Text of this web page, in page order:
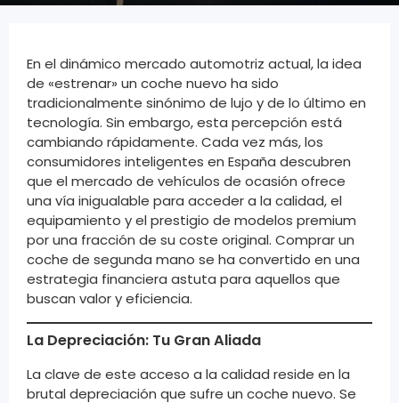
En el dinámico mercado automotriz actual, la idea
de «estrenar» un coche nuevo ha sido
tradicionalmente sinónimo de lujo y de lo último en
tecnología. Sin embargo, esta percepción está
cambiando rápidamente. Cada vez más, los
consumidores inteligentes en España descubren
que el mercado de vehículos de ocasión ofrece
una vía inigualable para acceder a la calidad, el
equipamiento y el prestigio de modelos premium
por una fracción de su coste original. Comprar un
coche de segunda mano se ha convertido en una
estrategia financiera astuta para aquellos que
buscan valor y eficiencia.
La Depreciación: Tu Gran Aliada
La clave de este acceso a la calidad reside en la
brutal depreciación que sufre un coche nuevo. Se